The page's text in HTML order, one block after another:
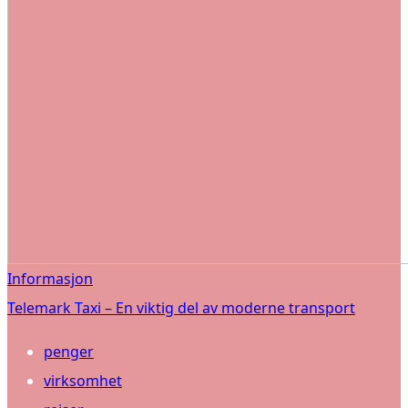
Informasjon
Telemark Taxi – En viktig del av moderne transport
penger
virksomhet